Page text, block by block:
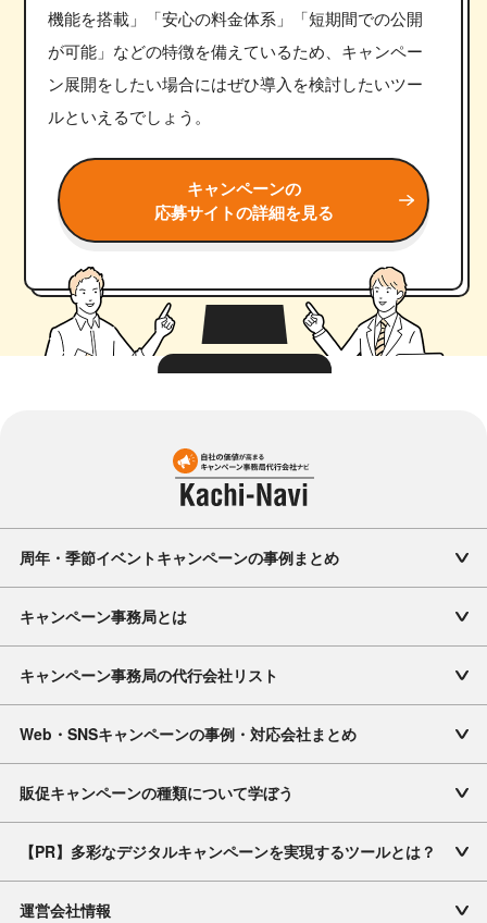
機能を搭載」「安心の料金体系」「短期間での公開
が可能」などの特徴を備えているため、キャンペー
ン展開をしたい場合にはぜひ導入を検討したいツー
ルといえるでしょう。
キャンペーンの
応募サイトの詳細を見る
周年・季節イベントキャンペーンの事例まとめ
キャンペーン事務局とは
キャンペーン事務局の代行会社リスト
Web・SNSキャンペーンの事例・対応会社まとめ
販促キャンペーンの種類について学ぼう
【PR】多彩なデジタルキャンペーンを実現するツールとは？
運営会社情報